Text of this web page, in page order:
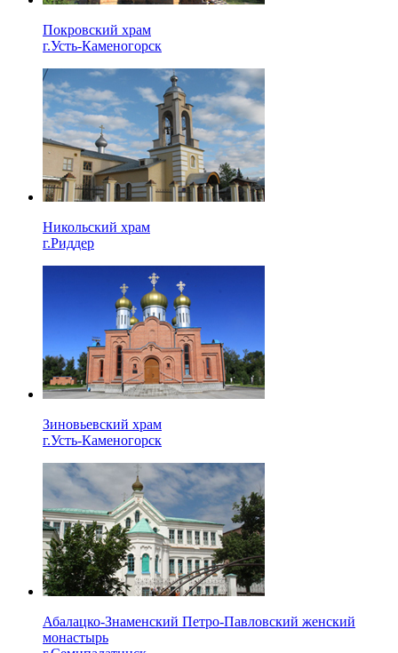
Покровский храм
г.Усть-Каменогорск
Никольский храм
г.Риддер
Зиновьевский храм
г.Усть-Каменогорск
Абалацко-Знаменский Петро-Павловский женский
монастырь